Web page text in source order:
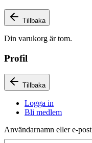
Tillbaka
Din varukorg är tom.
Profil
Tillbaka
Logga in
Bli medlem
Användarnamn eller e-post